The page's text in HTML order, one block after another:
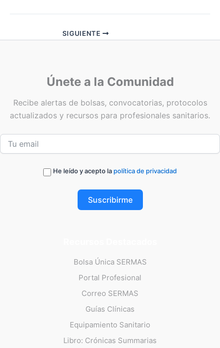
SIGUIENTE
Únete a la Comunidad
Recibe alertas de bolsas, convocatorias, protocolos
actualizados y recursos para profesionales sanitarios.
He leído y acepto la política de privacidad
Suscribirme
Bolsa Única SERMAS
Portal Profesional
Correo SERMAS
Guías Clínicas
Equipamiento Sanitario
Libro: Crónicas Summarias